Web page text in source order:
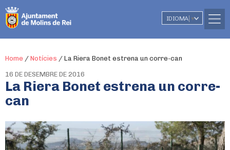
IDIOMA ▼
Home / Notícies / La Riera Bonet estrena un corre-can
16 DE DESEMBRE DE 2016
La Riera Bonet estrena un corre-
can